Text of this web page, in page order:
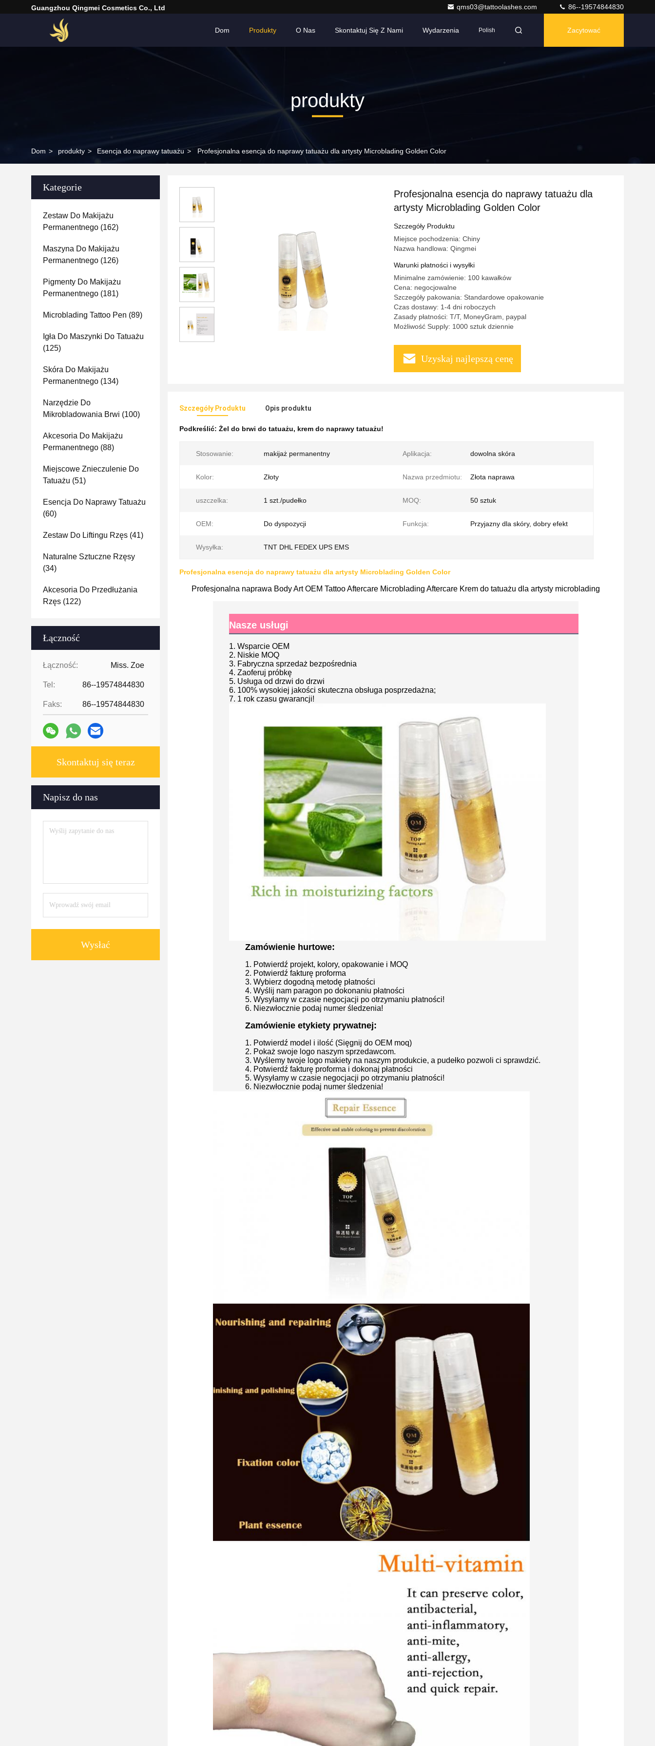
Guangzhou Qingmei Cosmetics Co., Ltd qms03@tattoolashes.com 86--19574844830
Dom Produkty O Nas Skontaktuj Się Z Nami Wydarzenia Polish Zacytować
produkty
Dom > produkty > Esencja do naprawy tatuażu > Profesjonalna esencja do naprawy tatuażu dla artysty Microblading Golden Color
Kategorie
Zestaw Do Makijażu
Permanentnego (162)
Maszyna Do Makijażu
Permanentnego (126)
Pigmenty Do Makijażu
Permanentnego (181)
Microblading Tattoo Pen (89)
Igła Do Maszynki Do Tatuażu
(125)
Skóra Do Makijażu
Permanentnego (134)
Narzędzie Do
Mikrobladowania Brwi (100)
Akcesoria Do Makijażu
Permanentnego (88)
Miejscowe Znieczulenie Do
Tatuażu (51)
Esencja Do Naprawy Tatuażu
(60)
Zestaw Do Liftingu Rzęs (41)
Naturalne Sztuczne Rzęsy
(34)
Akcesoria Do Przedłużania
Rzęs (122)
Łączność
Łączność: Miss. Zoe
Tel: 86--19574844830
Faks: 86--19574844830
Skontaktuj się teraz
Napisz do nas
Wysłać
Profesjonalna esencja do naprawy tatuażu dla
artysty Microblading Golden Color
Szczegóły Produktu
Miejsce pochodzenia: Chiny
Nazwa handlowa: Qingmei
Warunki płatności i wysyłki
Minimalne zamówienie: 100 kawałków
Cena: negocjowalne
Szczegóły pakowania: Standardowe opakowanie
Czas dostawy: 1-4 dni roboczych
Zasady płatności: T/T, MoneyGram, paypal
Możliwość Supply: 1000 sztuk dziennie
Uzyskaj najlepszą cenę
Szczegóły Produktu Opis produktu
Podkreślić: Żel do brwi do tatuażu, krem ​​do naprawy tatuażu!
Stosowanie: makijaż permanentny Aplikacja: dowolna skóra
Kolor: Złoty Nazwa przedmiotu: Złota naprawa
uszczelka: 1 szt./pudełko MOQ: 50 sztuk
OEM: Do dyspozycji Funkcja: Przyjazny dla skóry, dobry efekt
Wysyłka: TNT DHL FEDEX UPS EMS
Profesjonalna esencja do naprawy tatuażu dla artysty Microblading Golden Color
Profesjonalna naprawa Body Art OEM Tattoo Aftercare Microblading Aftercare Krem do tatuażu dla artysty microblading
Nasze usługi
1. Wsparcie OEM
2. Niskie MOQ
3. Fabryczna sprzedaż bezpośrednia
4. Zaoferuj próbkę
5. Usługa od drzwi do drzwi
6. 100% wysokiej jakości skuteczna obsługa posprzedażna;
7. 1 rok czasu gwarancji!
Zamówienie hurtowe:
1. Potwierdź projekt, kolory, opakowanie i MOQ
2. Potwierdź fakturę proforma
3. Wybierz dogodną metodę płatności
4. Wyślij nam paragon po dokonaniu płatności
5. Wysyłamy w czasie negocjacji po otrzymaniu płatności!
6. Niezwłocznie podaj numer śledzenia!
Zamówienie etykiety prywatnej:
1. Potwierdź model i ilość (Sięgnij do OEM moq)
2. Pokaż swoje logo naszym sprzedawcom.
3. Wyślemy twoje logo makiety na naszym produkcie, a pudełko pozwoli ci sprawdzić.
4. Potwierdź fakturę proforma i dokonaj płatności
5. Wysyłamy w czasie negocjacji po otrzymaniu płatności!
6. Niezwłocznie podaj numer śledzenia!